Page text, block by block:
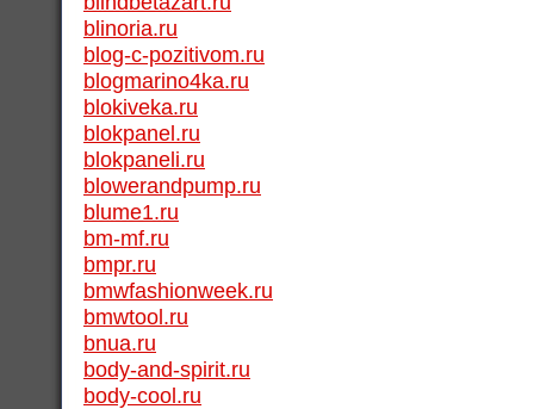
blinoria.ru
blog-c-pozitivom.ru
blogmarino4ka.ru
blokiveka.ru
blokpanel.ru
blokpaneli.ru
blowerandpump.ru
blume1.ru
bm-mf.ru
bmpr.ru
bmwfashionweek.ru
bmwtool.ru
bnua.ru
body-and-spirit.ru
body-cool.ru